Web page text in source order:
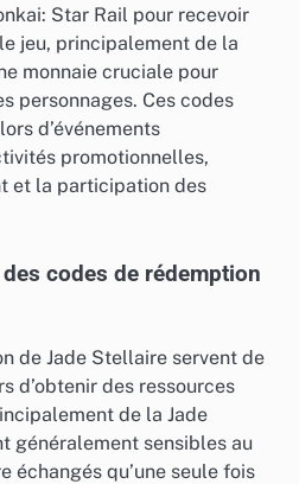
Star Rail pour recevoir
jeu, principalement de la
monnaie cruciale pour
personnages. Ces codes
d’événements
promotionnelles,
et la participation des
codes de rédemption
de Jade Stellaire servent de
d’obtenir des ressources
de la Jade
généralement sensibles au
échangés qu’une seule fois